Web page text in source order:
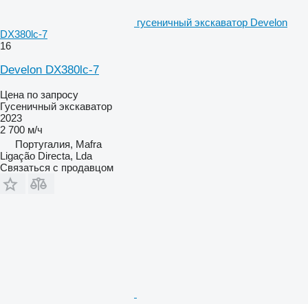
гусеничный экскаватор Develon
DX380lc-7
16
Develon DX380lc-7
Цена по запросу
Гусеничный экскаватор
2023
2 700 м/ч
Португалия, Mafra
Ligação Directa, Lda
Связаться с продавцом